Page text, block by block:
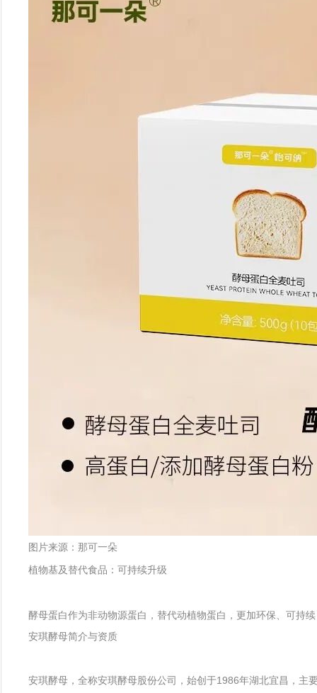
图片来源：那可一朵
植物基及替代食品：可持续升级
酵母蛋白作为非动物源蛋白，替代动植物蛋白，更加环保、可持
安琪酵母简介与资质
安琪酵母，全称安琪酵母股份公司，始创于1986年湖北宜昌，主